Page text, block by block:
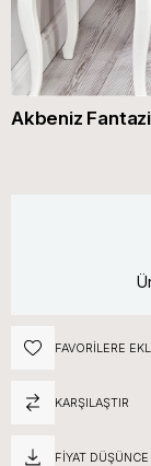
Akbeniz
FAVORILERE
KARŞILAŞTIR
FIYAT